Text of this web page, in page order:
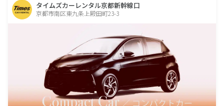
タイムズカーレンタル京都新幹線口
京都市南区東九条上殿田町23-3